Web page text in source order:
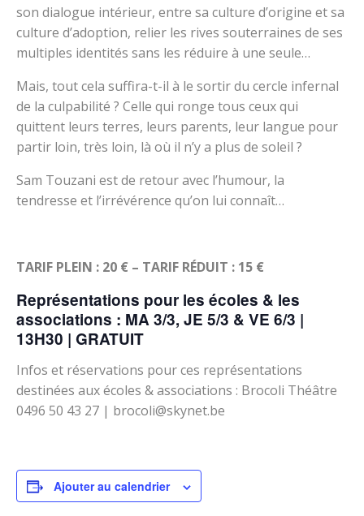
son dialogue intérieur, entre sa culture d’origine et sa
culture d’adoption, relier les rives souterraines de ses
multiples identités sans les réduire à une seule…
Mais, tout cela suffira-t-il à le sortir du cercle infernal
de la culpabilité ? Celle qui ronge tous ceux qui
quittent leurs terres, leurs parents, leur langue pour
partir loin, très loin, là où il n’y a plus de soleil ?
Sam Touzani est de retour avec l’humour, la
tendresse et l’irrévérence qu’on lui connaît…
TARIF PLEIN : 20 € – TARIF RÉDUIT : 15 €
Représentations pour les écoles & les
associations : MA 3/3, JE 5/3 & VE 6/3 |
13H30 | GRATUIT
Infos et réservations pour ces représentations
destinées aux écoles & associations : Brocoli Théâtre
0496 50 43 27 | brocoli@skynet.be
Ajouter au calendrier